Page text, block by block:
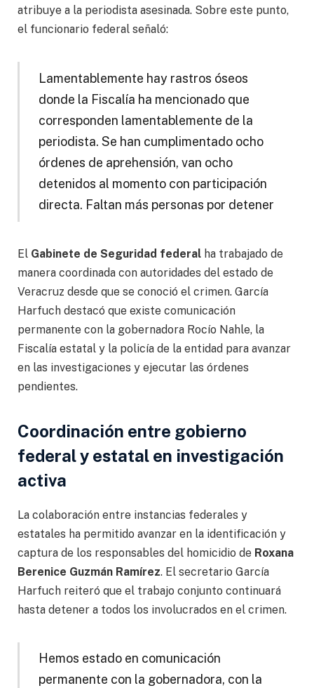
atribuye a la periodista asesinada. Sobre este punto,
el funcionario federal señaló:
Lamentablemente hay rastros óseos
donde la Fiscalía ha mencionado que
corresponden lamentablemente de la
periodista. Se han cumplimentado ocho
órdenes de aprehensión, van ocho
detenidos al momento con participación
directa. Faltan más personas por detener
El Gabinete de Seguridad federal ha trabajado de
manera coordinada con autoridades del estado de
Veracruz desde que se conoció el crimen. García
Harfuch destacó que existe comunicación
permanente con la gobernadora Rocío Nahle, la
Fiscalía estatal y la policía de la entidad para avanzar
en las investigaciones y ejecutar las órdenes
pendientes.
Coordinación entre gobierno
federal y estatal en investigación
activa
La colaboración entre instancias federales y
estatales ha permitido avanzar en la identificación y
captura de los responsables del homicidio de Roxana
Berenice Guzmán Ramírez. El secretario García
Harfuch reiteró que el trabajo conjunto continuará
hasta detener a todos los involucrados en el crimen.
Hemos estado en comunicación
permanente con la gobernadora, con la